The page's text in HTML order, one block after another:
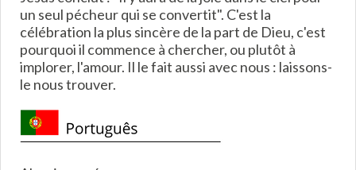
un seul pécheur qui se convertit". C'est la
célébration la plus sincère de la part de Dieu, c'est
pourquoi il commence à chercher, ou plutôt à
implorer, l'amour. Il le fait aussi avec nous : laissons-
le nous trouver.